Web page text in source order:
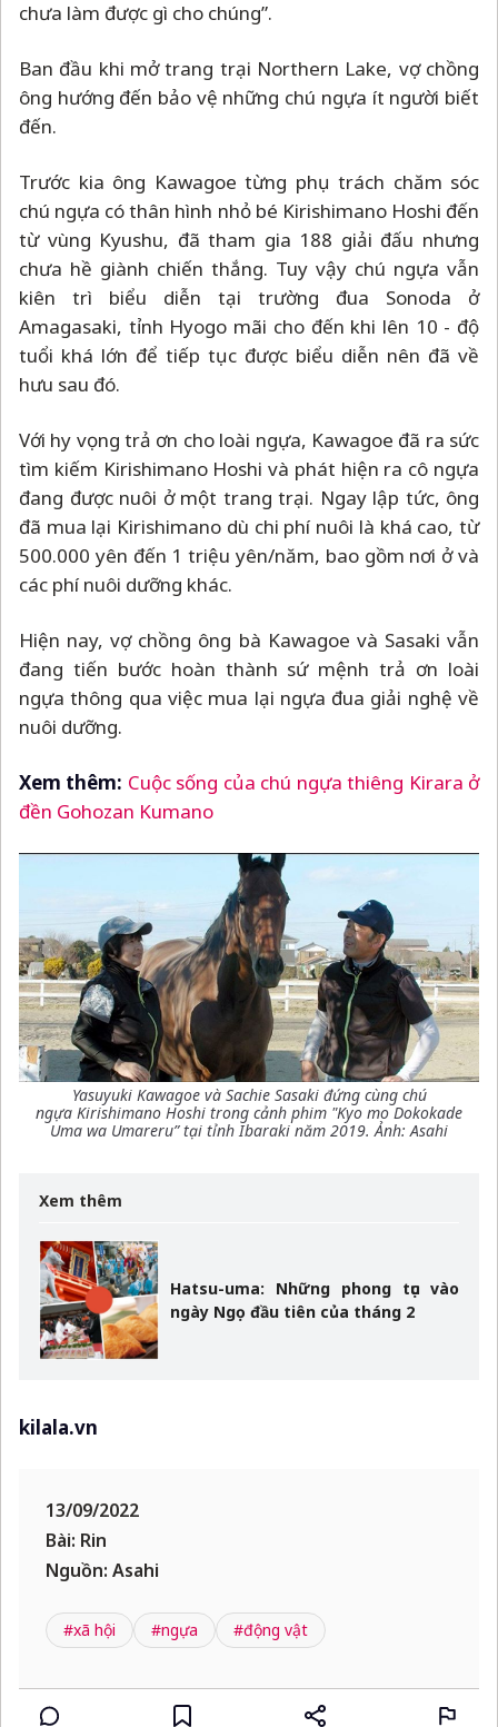
chưa làm được gì cho chúng”.
Ban đầu khi mở trang trại Northern Lake, vợ chồng
ông hướng đến bảo vệ những chú ngựa ít người biết
đến.
Trước kia ông Kawagoe từng phụ trách chăm sóc
chú ngựa có thân hình nhỏ bé Kirishimano Hoshi đến
từ vùng Kyushu, đã tham gia 188 giải đấu nhưng
chưa hề giành chiến thắng. Tuy vậy chú ngựa vẫn
kiên trì biểu diễn tại trường đua Sonoda ở
Amagasaki, tỉnh Hyogo mãi cho đến khi lên 10 - độ
tuổi khá lớn để tiếp tục được biểu diễn nên đã về
hưu sau đó.
Với hy vọng trả ơn cho loài ngựa, Kawagoe đã ra sức
tìm kiếm Kirishimano Hoshi và phát hiện ra cô ngựa
đang được nuôi ở một trang trại. Ngay lập tức, ông
đã mua lại Kirishimano dù chi phí nuôi là khá cao, từ
500.000 yên đến 1 triệu yên/năm, bao gồm nơi ở và
các phí nuôi dưỡng khác.
Hiện nay, vợ chồng ông bà Kawagoe và Sasaki vẫn
đang tiến bước hoàn thành sứ mệnh trả ơn loài
ngựa thông qua việc mua lại ngựa đua giải nghệ về
nuôi dưỡng.
Xem thêm: Cuộc sống của chú ngựa thiêng Kirara ở
đền Gohozan Kumano
Yasuyuki Kawagoe và Sachie Sasaki đứng cùng chú
ngựa Kirishimano Hoshi trong cảnh phim "Kyo mo Dokokade
Uma wa Umareru” tại tỉnh Ibaraki năm 2019. Ảnh: Asahi
Xem thêm
Hatsu-uma: Những phong tục vào
ngày Ngọ đầu tiên của tháng 2
kilala.vn
13/09/2022
Bài: Rin
Nguồn: Asahi
#xã hội #ngựa #động vật